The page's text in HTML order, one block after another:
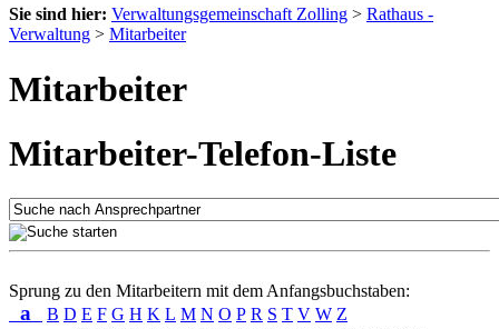
Sie sind hier: Verwaltungsgemeinschaft Zolling > Rathaus -
Verwaltung > Mitarbeiter
Mitarbeiter
Mitarbeiter-Telefon-Liste
Sprung zu den Mitarbeitern mit dem Anfangsbuchstaben:
a B D E F G H K L M N O P R S T V W Z